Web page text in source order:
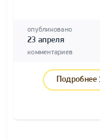
опубликовано
23 апреля
комментариев
Подробнее